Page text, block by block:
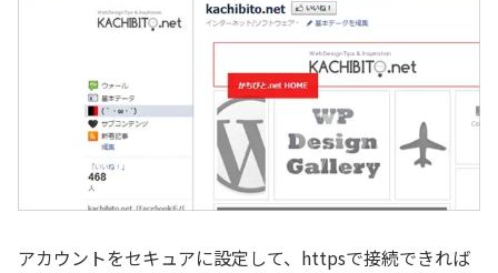
アカウントをセキュアに設定して、httpsで接続できれば